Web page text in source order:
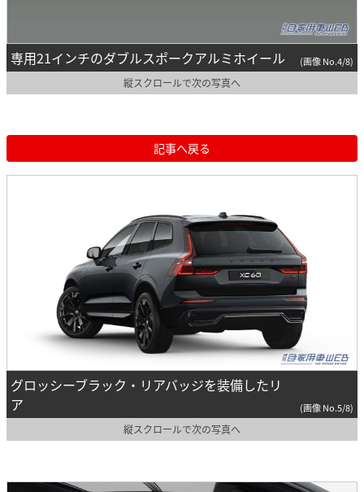
専用21インチのダブルスポークアルミホイール (画像 No.4/8)
縦スクロールで次の写真へ
記事へ戻る
グロッシーブラック・リアバッジを装備したリ
ア
(画像 No.5/8)
縦スクロールで次の写真へ